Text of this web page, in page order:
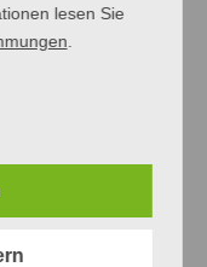
Betrug,
Diebstahl,
Fahren ohne
lesen Sie